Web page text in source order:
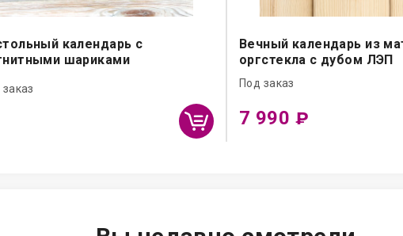
календарь с
шариками
Вечный календарь из
оргстекла с дубом ЛЭП
Под заказ
7 990 ₽